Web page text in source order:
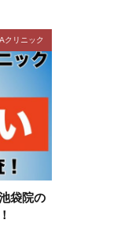
クリニック
袋院の